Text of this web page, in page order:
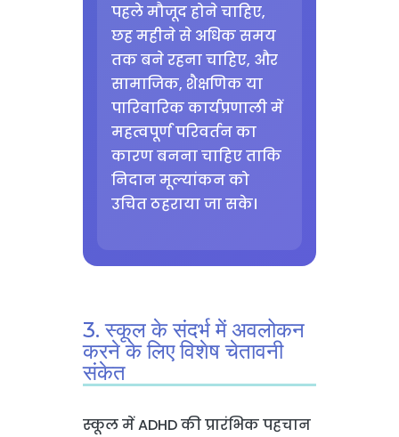
पहले मौजूद होने चाहिए,
छह महीने से अधिक समय
तक बने रहना चाहिए, और
सामाजिक, शैक्षणिक या
पारिवारिक कार्यप्रणाली में
महत्वपूर्ण परिवर्तन का
कारण बनना चाहिए ताकि
निदान मूल्यांकन को
उचित ठहराया जा सके।
3. स्कूल के संदर्भ में अवलोकन
करने के लिए विशेष चेतावनी
संकेत
स्कूल में ADHD की प्रारंभिक पहचान